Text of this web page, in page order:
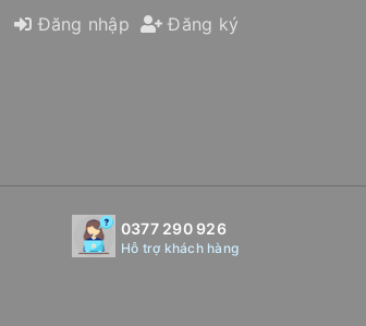
Đăng nhập Đăng ký
0377 290 926
Hỗ trợ khách hàng